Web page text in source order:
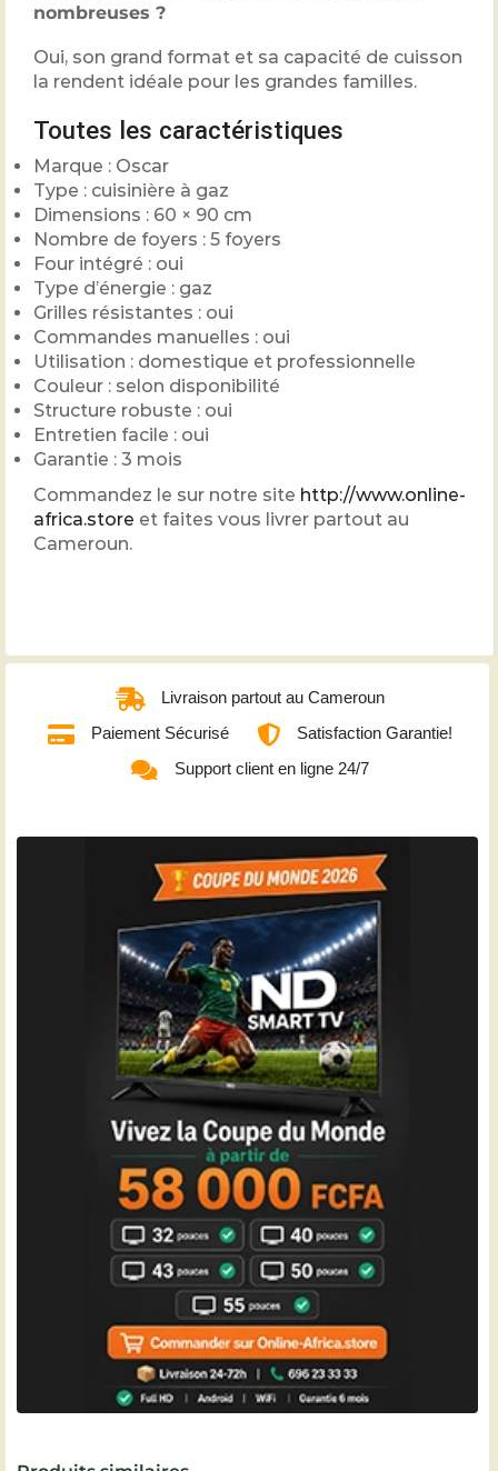
nombreuses ?
Oui, son grand format et sa capacité de cuisson
la rendent idéale pour les grandes familles.
Toutes les caractéristiques
Marque : Oscar
Type : cuisinière à gaz
Dimensions : 60 × 90 cm
Nombre de foyers : 5 foyers
Four intégré : oui
Type d’énergie : gaz
Grilles résistantes : oui
Commandes manuelles : oui
Utilisation : domestique et professionnelle
Couleur : selon disponibilité
Structure robuste : oui
Entretien facile : oui
Garantie : 3 mois
Commandez le sur notre site http://www.online-
africa.store et faites vous livrer partout au
Cameroun.
Livraison partout au Cameroun
Paiement Sécurisé
Satisfaction Garantie!
Support client en ligne 24/7